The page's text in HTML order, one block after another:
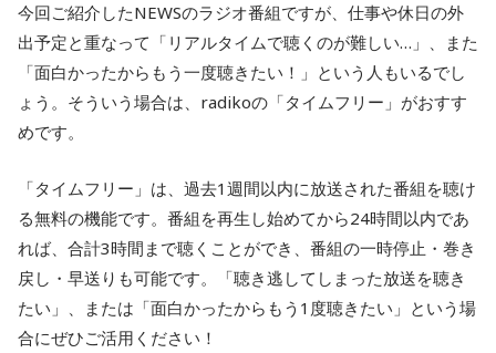
今回ご紹介したNEWSのラジオ番組ですが、仕事や休日の外
出予定と重なって「リアルタイムで聴くのが難しい…」、また
「面白かったからもう一度聴きたい！」という人もいるでし
ょう。そういう場合は、radikoの「タイムフリー」がおすす
めです。
「タイムフリー」は、過去1週間以内に放送された番組を聴け
る無料の機能です。番組を再生し始めてから24時間以内であ
れば、合計3時間まで聴くことができ、番組の一時停止・巻き
戻し・早送りも可能です。「聴き逃してしまった放送を聴き
たい」、または「面白かったからもう1度聴きたい」という場
合にぜひご活用ください！